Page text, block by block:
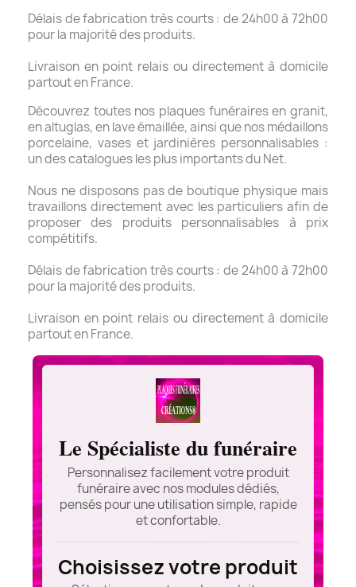
Délais de fabrication très courts : de 24h00 à 72h00
pour la majorité des produits.
Livraison en point relais ou directement à domicile
partout en France.
Découvrez toutes nos plaques funéraires en granit,
en altuglas, en lave émaillée, ainsi que nos médaillons
porcelaine, vases et jardinières personnalisables :
un des catalogues les plus importants du Net.
Nous ne disposons pas de boutique physique mais
travaillons directement avec les particuliers afin de
proposer des produits personnalisables à prix
compétitifs.
Délais de fabrication très courts : de 24h00 à 72h00
pour la majorité des produits.
Livraison en point relais ou directement à domicile
partout en France.
Le Spécialiste du funéraire
Personnalisez facilement votre produit
funéraire avec nos modules dédiés,
pensés pour une utilisation simple, rapide
et confortable.
Choisissez votre produit